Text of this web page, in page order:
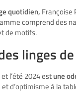
quotidien, Françoise
comprend des
de motifs.
linges
l’été 2024 estune
d’optimisme à la